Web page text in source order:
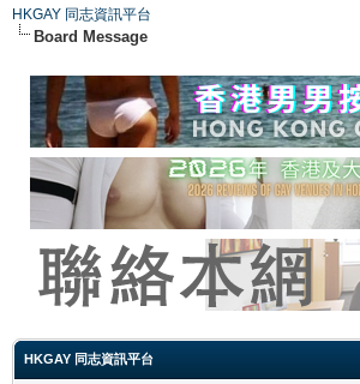
HKGAY 同志資訊平台
Board Message
HKGAY 同志資訊平台